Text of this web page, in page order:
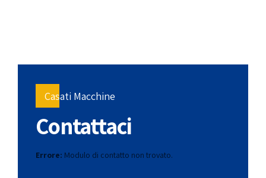
Casati Macchine
Contattaci
Errore: Modulo di contatto non trovato.